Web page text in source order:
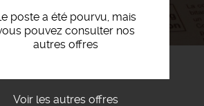
poste a été pourvu, mais
pouvez consulter nos
autres offres
Voir les autres offres